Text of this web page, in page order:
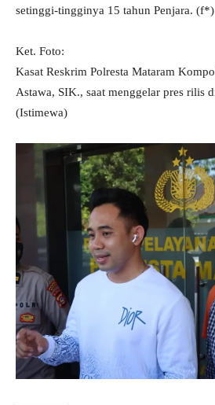
setinggi-tingginya 15 tahun Penjara. (f*)
Ket. Foto:
Kasat Reskrim Polresta Mataram
Astawa, SIK., saat menggelar pres rilis
(Istimewa)